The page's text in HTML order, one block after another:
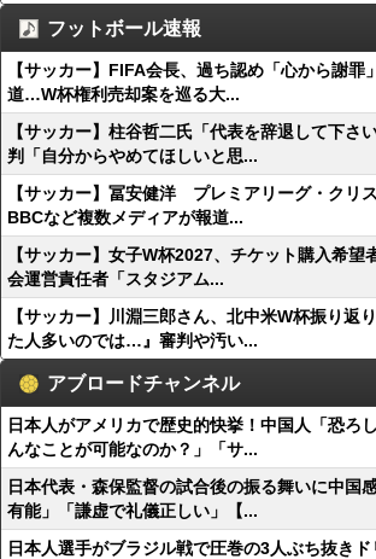
フットボール速報
【サッカー】FIFA会長、過ち認め「心から謝
道…W杯権利売却案を巡る大...
【サッカー】柱谷哲二氏「代表を辞退して下
判「自分からやめてほしいと思...
【サッカー】冨安健洋 プレミアリーグ・クリ
BBCなど複数メディアが報道...
【サッカー】女子W杯2027、チケット購入希
会運営責任者「スタジアム...
【サッカー】川淵三郎さん、北中米W杯振り返
た人多いのでは…』審判や汚い...
アブロードチャンネル
日本人がアメリカで歴史的快挙！中国人「恐ろ
んなことが可能なのか？」「サ...
日本代表・森保監督の試合後の振る舞いに中国
有能」「謙虚で礼儀正しい」【...
日本人選手がブラジル戦で圧巻の3人ぶち抜き